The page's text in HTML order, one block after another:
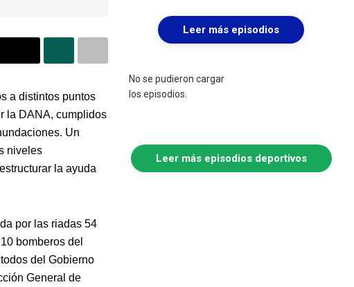
a distintos puntos
la DANA, cumplidos
Un
niveles
la ayuda
por las riadas 54
bomberos del
del Gobierno
General de
Leer más episodios
No se pudieron cargar
los episodios.
Leer más episodios deportivos